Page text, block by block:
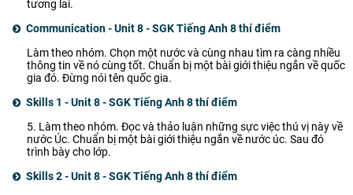
tương lai.
Communication - Unit 8 - SGK Tiếng Anh 8 thí điểm
Làm theo nhóm. Chọn một nước và cùng nhau tìm ra càng nhiều
thông tin về nó cùng tốt. Chuẩn bị một bài giới thiệu ngắn về quốc
gia đó. Đừng nói tên quốc gia.
Skills 1 - Unit 8 - SGK Tiếng Anh 8 thí điểm
5. Làm theo nhóm. Đọc và thảo luận những sực việc thú vị này về
nước Úc. Chuẩn bị một bài giới thiệu ngắn về nước úc. Sau đó
trình bày cho lớp.
Skills 2 - Unit 8 - SGK Tiếng Anh 8 thí điểm